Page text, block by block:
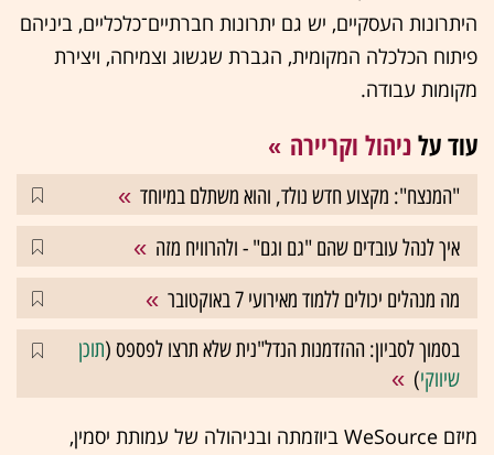
היתרונות העסקיים, יש גם יתרונות חברתיים־כלכליים, ביניהם
פיתוח הכלכלה המקומית, הגברת שגשוג וצמיחה, ויצירת
מקומות עבודה.
עוד עלניהול וקריירה
"המנצח": מקצוע חדש נולד, והוא משתלם במיוחד
איך לנהל עובדים שהם "גם וגם" - ולהרוויח מזה
מה מנהלים יכולים ללמוד מאירועי 7 באוקטובר
בסמוך לסביון: ההזדמנות הנדל"נית שלא תרצו לפספס (תוכן
שיווקי)
מיזם WeSource ביוזמתה ובניהולה של עמותת יסמין,